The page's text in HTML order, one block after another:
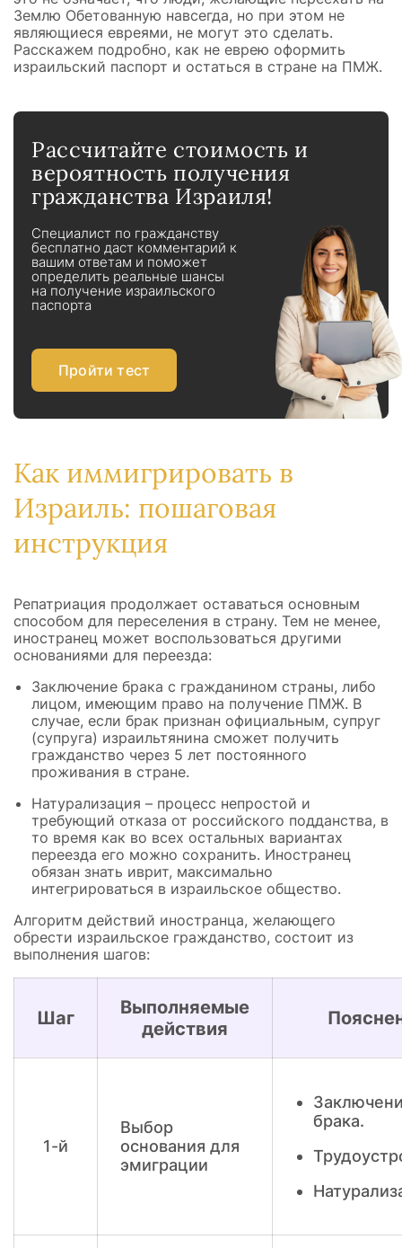
Землю Обетованную навсегда, но при этом не
являющиеся евреями, не могут это сделать.
Расскажем подробно, как не еврею оформить
израильский паспорт и остаться в стране на ПМЖ.
Рассчитайте стоимость и
вероятность получения
гражданства Израиля!
Специалист по гражданству
бесплатно даст комментарий к
вашим ответам и поможет
определить реальные шансы
на получение израильского
паспорта
Пройти тест
Как иммигрировать в
Израиль: пошаговая
инструкция
Репатриация продолжает оставаться основным
способом для переселения в страну. Тем не менее,
иностранец может воспользоваться другими
основаниями для переезда:
Заключение брака с гражданином страны, либо
лицом, имеющим право на получение ПМЖ. В
случае, если брак признан официальным, супруг
(супруга) израильтянина сможет получить
гражданство через 5 лет постоянного
проживания в стране.
Натурализация – процесс непростой и
требующий отказа от российского подданства, в
то время как во всех остальных вариантах
переезда его можно сохранить. Иностранец
обязан знать иврит, максимально
интегрироваться в израильское общество.
Алгоритм действий иностранца, желающего
обрести израильское гражданство, состоит из
выполнения шагов:
Шаг
Выполняемые
действия
1-й
Выбор
основания для
эмиграции
брака.